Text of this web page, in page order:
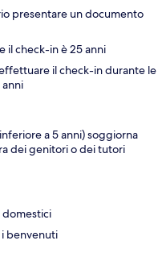
presentare un documento
il check-in è 25 anni
il check-in durante le
a 5 anni) soggiorna
dei genitori o dei tutori
domestici
i benvenuti